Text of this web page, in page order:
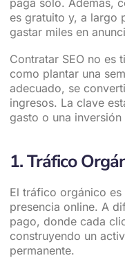
es gratuito y, a largo
gastar miles en
Contratar SEO no es
como plantar una
adecuado, se
ingresos. La clave
gasto o una inversión
1. Tráfico
El tráfico orgánico
presencia online. A
pago, donde cada
construyendo un
permanente.